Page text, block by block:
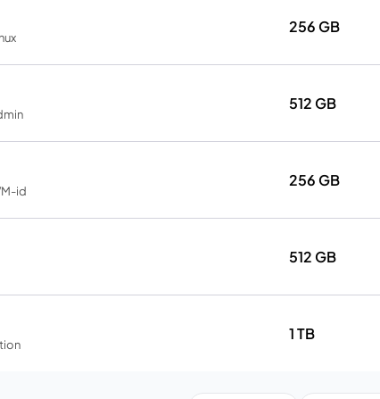
256 GB
512 GB
id
256 GB
512 GB
1 TB